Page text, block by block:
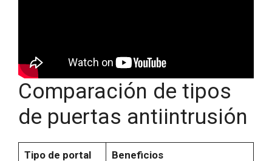
Comparación de tipos
de puertas antiintrusión
Tipo de portal Beneficios